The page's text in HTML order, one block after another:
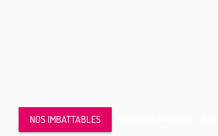
NOS IMBATTABLES